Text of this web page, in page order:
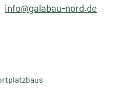
info@galabau-nord.de